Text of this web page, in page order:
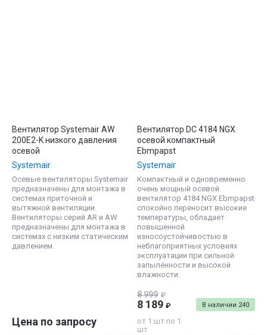
Вентилятор Systemair AW
200E2-K низкого давления
осевой
Systemair
Осевые вентиляторы Systemair
предназначены для монтажа в
системах приточной и
вытяжной вентиляции.
Вентиляторы серий AR и AW
предназначены для монтажа в
системах с низким статическим
давлением.
Цена по запросу
Вентилятор DC 4184 NGX
осевой компактный
Ebmpapst
Systemair
Компактный и одновременно
очень мощный осевой
вентилятор 4184 NGX Ebmpapst
спокойно переносит высокие
температуры, обладает
повышенной
износоустойчивостью в
неблагоприятных условиях
эксплуатации при сильной
запылённости и высокой
влажности.
В наличии 240
8 999 ₽
8 189 ₽
от 1 шт по 1
шт